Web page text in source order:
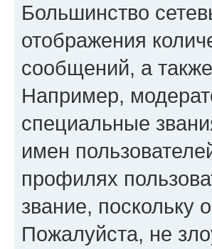
Большинство
отображения
сообщений, а
Например,
специальные
имен
профилях
звание, поскольку
Пожалуйста, не